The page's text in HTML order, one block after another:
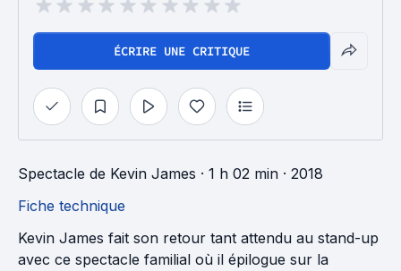
ÉCRIRE UNE CRITIQUE
Spectacle de Kevin James · 1 h 02 min · 2018
Fiche technique
Kevin James fait son retour tant attendu au stand-up
avec ce spectacle familial où il épilogue sur la